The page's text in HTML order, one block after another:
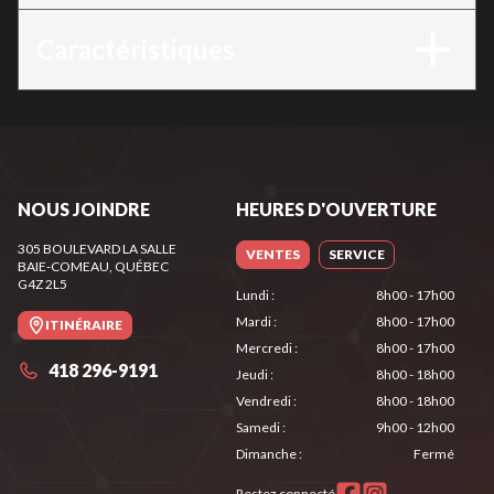
NOUS JOINDRE
305 BOULEVARD LA SALLE
BAIE-COMEAU , QUÉBEC
G4Z 2L5
ITINÉRAIRE
418 296-9191
HEURES D'OUVERTURE
VENTES SERVICE
Lundi:
8h00 - 17h00
Mardi:
8h00 - 17h00
Mercredi:
8h00 - 17h00
Jeudi:
8h00 - 18h00
Vendredi:
8h00 - 18h00
Samedi:
9h00 - 12h00
Dimanche: Fermé